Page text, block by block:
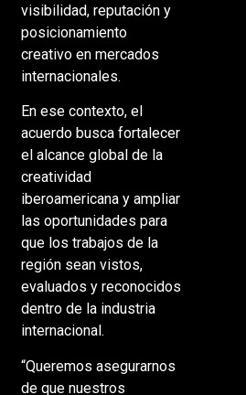
visibilidad, reputación y
posicionamiento
creativo en mercados
internacionales.
En ese contexto, el
acuerdo busca fortalecer
el alcance global de la
creatividad
iberoamericana y ampliar
las oportunidades para
que los trabajos de la
región sean vistos,
evaluados y reconocidos
dentro de la industria
internacional.
“Queremos asegurarnos
de que nuestros